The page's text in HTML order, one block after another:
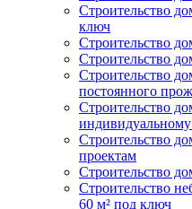
Строительство
ключ
Строительство
Строительство
Строительство
постоянного
Строительство
Строительство
проектам
Строительство
Строительство
60 м² под ключ